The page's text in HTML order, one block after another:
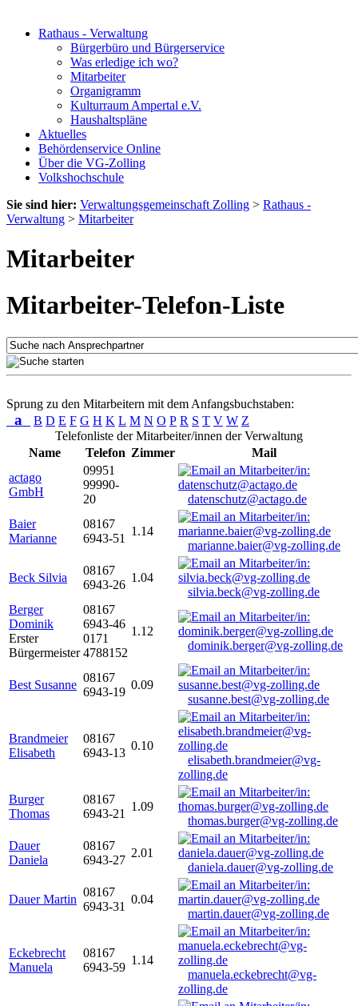
Rathaus - Verwaltung
Bürgerbüro und Bürgerservice
Was erledige ich wo?
Mitarbeiter
Organigramm
Kulturraum Ampertal e.V.
Haushaltspläne
Aktuelles
Behördenservice Online
Über die VG-Zolling
Volkshochschule
Sie sind hier: Verwaltungsgemeinschaft Zolling > Rathaus -
Verwaltung > Mitarbeiter
Mitarbeiter
Mitarbeiter-Telefon-Liste
Sprung zu den Mitarbeitern mit dem Anfangsbuchstaben:
a B D E F G H K L M N O P R S T V W Z
Telefonliste der Mitarbeiter/innen der Verwaltung
Name
Telefon Zimmer
Mail
actago
GmbH
09951
99990-
20
datenschutz@actago.de
Baier
Marianne
08167
6943-51
1.14
marianne.baier@vg-zolling.de
Beck Silvia
08167
6943-26
1.04
silvia.beck@vg-zolling.de
Berger
Dominik
Erster
Bürgermeister
08167
6943-46
0171
4788152
1.12
dominik.berger@vg-zolling.de
Best Susanne
08167
6943-19
0.09
susanne.best@vg-zolling.de
Brandmeier
Elisabeth
08167
6943-13
0.10
elisabeth.brandmeier@vg-
zolling.de
Burger
Thomas
08167
6943-21
1.09
thomas.burger@vg-zolling.de
Dauer
Daniela
08167
6943-27
2.01
daniela.dauer@vg-zolling.de
Dauer Martin
08167
6943-31
0.04
martin.dauer@vg-zolling.de
Eckebrecht
Manuela
08167
6943-59
1.14
manuela.eckebrecht@vg-
zolling.de